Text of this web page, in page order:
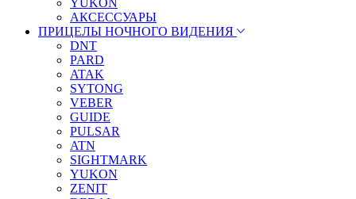
АКСЕССУАРЫ
ПРИЦЕЛЫ НОЧНОГО ВИДЕНИЯ
DNT
PARD
ATAK
SYTONG
VEBER
GUIDE
PULSAR
ATN
SIGHTMARK
YUKON
ZENIT